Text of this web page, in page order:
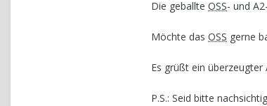
Die geballte OSS- und
Möchte das OSS gerne
Es grüßt ein überzeugter
P.S.: Seid bitte